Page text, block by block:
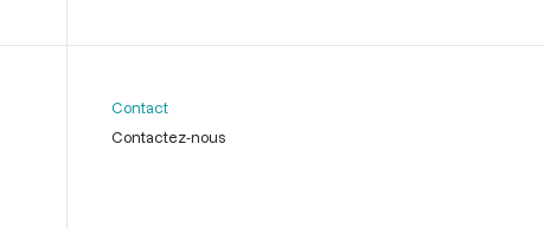
Contact
Contactez-nous